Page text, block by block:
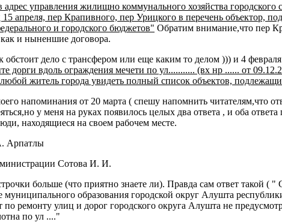
управления жилищно коммунального хозяйства городского
апреля, пер Крапивного, пер Урицкого в перечень объектор,
и городского бюджетов" Обратим внимание,что пер
и ныненшие договора.
дело с трансфером или еще каким то делом ))) и 4
дорги вдоль ограждения мечети по ул........... (вх нр ...... от
житель города увидеть полный список объектов,
от 20 марта ( спешу напомнить читателям,что
у меня на руках появилось целых два ответа , и оба
находящиеся на своем рабочем месте.
Арпатлы
Сотова И. И.
больше (что приятно знаете ли). Правда сам ответ такой (
образования городской округ Алушта
ремонту улиц и дорог городского округа Алушта не
по ул ...."